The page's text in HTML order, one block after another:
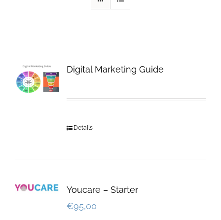
Digital Marketing Guide
Details
Youcare – Starter
€95,00